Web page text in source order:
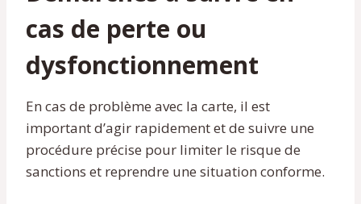
cas de perte ou
dysfonctionnement
En cas de problème avec la carte, il est
important d’agir rapidement et de suivre une
procédure précise pour limiter le risque de
sanctions et reprendre une situation conforme.